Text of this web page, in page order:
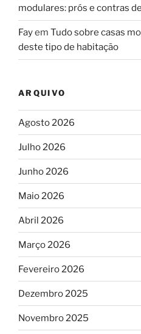
modulares: prós e contras
Fayem Tudo sobre casas
deste tipo de habitação
ARQUIVO
Agosto 2026
Julho 2026
Junho 2026
Maio 2026
Abril 2026
Março 2026
Fevereiro 2026
Dezembro 2025
Novembro 2025